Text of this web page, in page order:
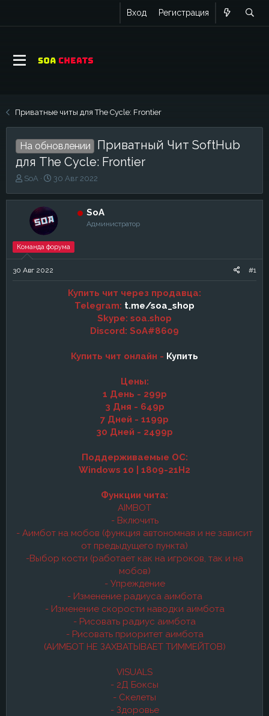
Вход Регистрация
Приватные читы для The Cycle: Frontier
На обновлении
Приватный Чит SoftHub
для The Cycle: Frontier
А
т
е
м
SoA
Д
т
а
н
а
ч
а
30 Авг 2022
SoA
Администратор
Команда форума
30 Авг 2022 #1
Купить чит через продавца:
Telegram: t.me/soa_shop
Skype: soa.shop
Discord: SoA#8609
Купить чит онлайн - Купить
Цены:
1 День - 299р
3 Дня - 649р
7 Дней - 1199р
30 Дней - 2499р
Поддерживаемые ОС:
Windows 10 | 1809-21H2
Функции чита:
AIMBOT
- Включить
- Аимбот на мобов (функция автономная и не зависит
от предыдущего пункта)
-Выбор кости (работает как на игроков, так и на
мобов)
- Упреждение
- Изменение радиуса аимбота
- Изменение скорости наводки аимбота
- Рисовать радиус аимбота
- Рисовать приоритет аимбота
(АИМБОТ НЕ ЗАХВАТЫВАЕТ ТИММЕЙТОВ)
VISUALS
- 2Д Боксы
- Скелеты
- Здоровье